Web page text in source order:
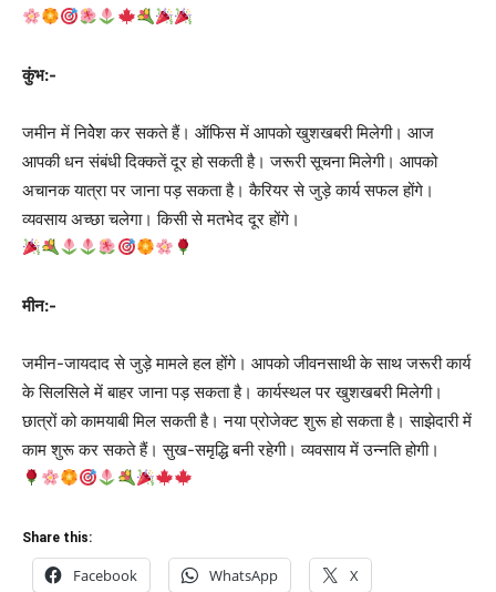
कुंभ:-
जमीन में निवेेश कर सकते हैं। ऑफिस में आपकाे खुशखबरी मिलेगी। आज
आपकी धन संबंधी दिक्कतें दूर हो सकती है। जरूरी सूचना मिलेगी। आपको
अचानक यात्रा पर जाना पड़ सकता है। कैरियर से जुड़े कार्य सफल होंगे।
व्यवसाय अच्छा चलेगा। किसी से मतभेद दूर होंगे।
मीन:-
जमीन-जायदाद से जुड़े मामले हल होंगे। आपको जीवनसाथी के साथ जरूरी कार्य
के सिलसिले में बाहर जाना पड़ सकता है। कार्यस्थल पर खुशखबरी मिलेगी।
छात्रों को कामयाबी मिल सकती है। नया प्रोजेक्ट शुरू हो सकता है। साझेदारी में
काम शुरू कर सकते हैं। सुख-समृद्धि बनी रहेगी। व्यवसाय में उन्नति होगी।
Share this:
Facebook WhatsApp X